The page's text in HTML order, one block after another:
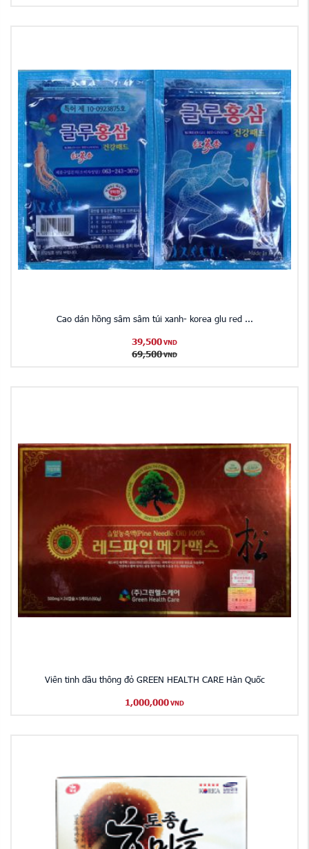
Cao dán hồng sâm sâm túi xanh- korea glu red ...
39,500 VND
69,500 VND
Viên tinh dầu thông đỏ GREEN HEALTH CARE Hàn Quốc
1,000,000 VND